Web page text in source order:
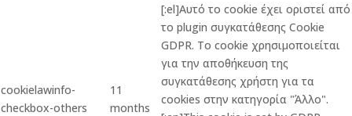
cookielawinfo-
checkbox-others
11
months
[:el]Αυτό το cookie έχει οριστεί από
το plugin συγκατάθεσης Cookie
GDPR. Το cookie χρησιμοποιείται
για την αποθήκευση της
συγκατάθεσης χρήστη για τα
cookies στην κατηγορία "Άλλο".